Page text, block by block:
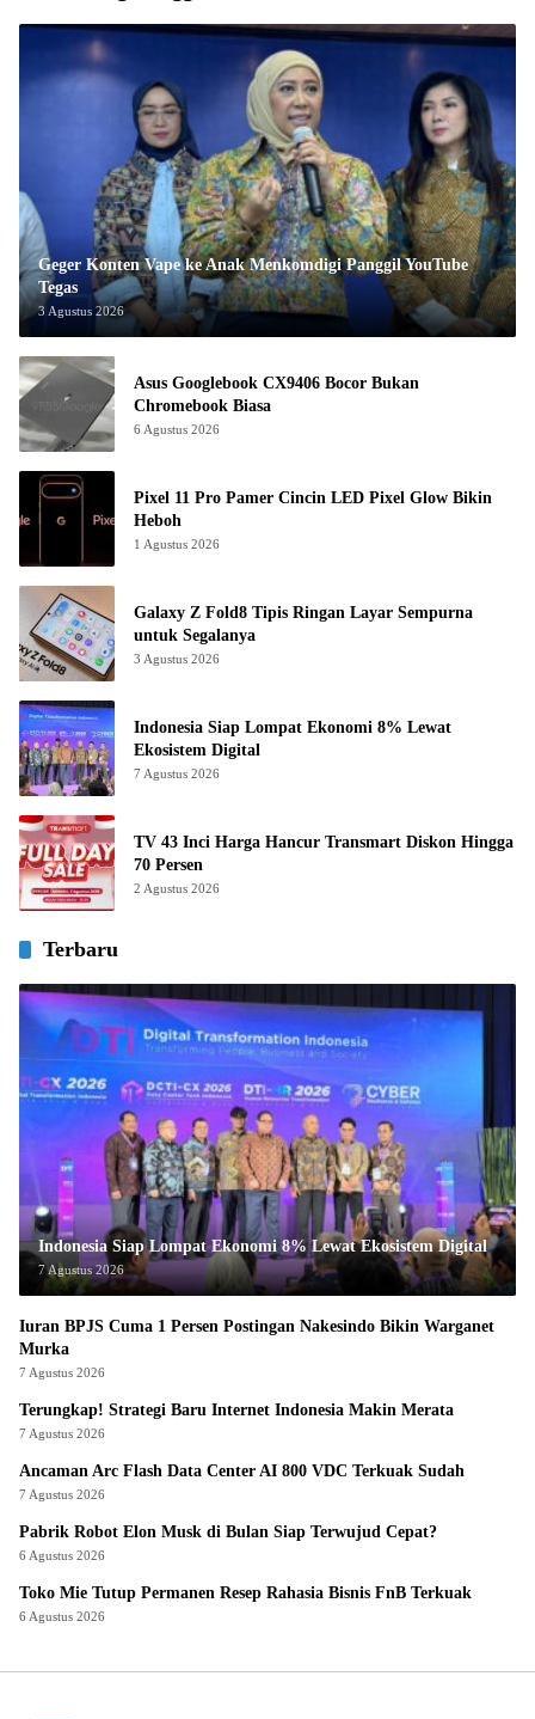
Geger Konten Vape ke Anak Menkomdigi Panggil YouTube
Tegas
3 Agustus 2026
Asus Googlebook CX9406 Bocor Bukan
Chromebook Biasa
6 Agustus 2026
Pixel 11 Pro Pamer Cincin LED Pixel Glow Bikin
Heboh
1 Agustus 2026
Galaxy Z Fold8 Tipis Ringan Layar Sempurna
untuk Segalanya
3 Agustus 2026
Indonesia Siap Lompat Ekonomi 8% Lewat
Ekosistem Digital
7 Agustus 2026
TV 43 Inci Harga Hancur Transmart Diskon Hingga
70 Persen
2 Agustus 2026
Terbaru
Indonesia Siap Lompat Ekonomi 8% Lewat Ekosistem Digital
7 Agustus 2026
Iuran BPJS Cuma 1 Persen Postingan Nakesindo Bikin Warganet
Murka
7 Agustus 2026
Terungkap! Strategi Baru Internet Indonesia Makin Merata
7 Agustus 2026
Ancaman Arc Flash Data Center AI 800 VDC Terkuak Sudah
7 Agustus 2026
Pabrik Robot Elon Musk di Bulan Siap Terwujud Cepat?
6 Agustus 2026
Toko Mie Tutup Permanen Resep Rahasia Bisnis FnB Terkuak
6 Agustus 2026